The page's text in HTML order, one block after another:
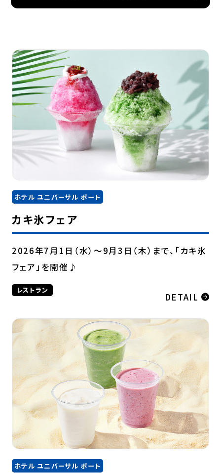
ホテル ユニバーサル ポート
カキ氷フェア
2026年7月1日（水）～9月3日（木）まで、「カキ氷
フェア」を開催♪
レストラン
DETAIL
ホテル ユニバーサル ポート